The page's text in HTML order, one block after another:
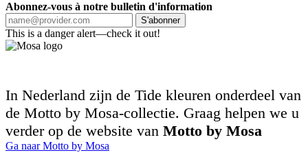
Abonnez-vous à notre bulletin d'information
S'abonner
This is a danger alert—check it out!
In Nederland zijn de Tide kleuren onderdeel van
de Motto by Mosa-collectie. Graag helpen we u
verder op de website van Motto by Mosa
Ga naar Motto by Mosa